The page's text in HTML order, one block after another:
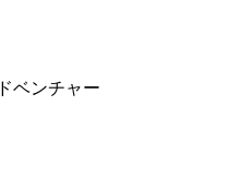
ベンチャー